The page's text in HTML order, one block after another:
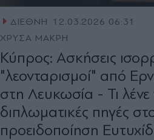
ΔΙΕΘΝΗ
12.03.2026 06:31
ΧΡΥΣΑ ΜΑΚΡΗ
Κύπρος: Ασκήσεις
"λεονταρισμοί" από
στη Λευκωσία - Τι
διπλωματικές πηγές
προειδοποίηση